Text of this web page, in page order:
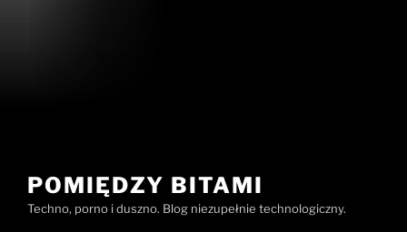
POMIĘDZY BITAMI
Techno, porno i duszno. Blog niezupełnie technologiczny.